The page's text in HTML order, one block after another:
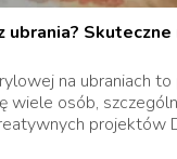
ubrania?
na ubraniach
wiele osób,
projektów